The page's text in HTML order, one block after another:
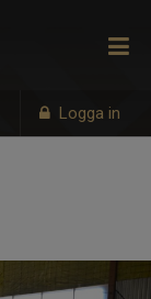
Logga in